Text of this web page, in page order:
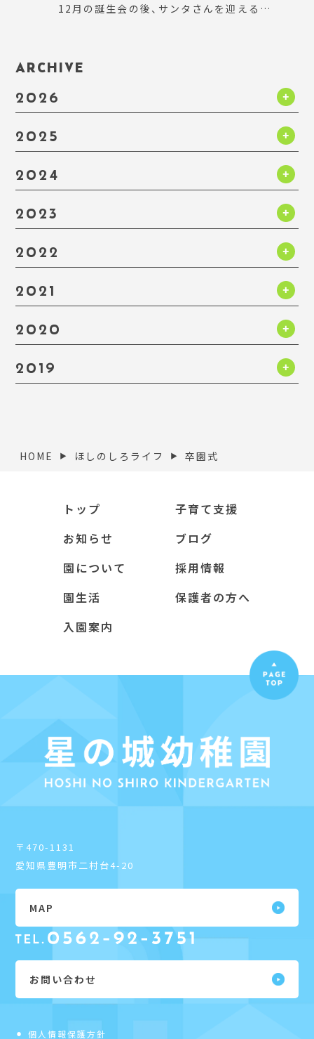
12月の誕生会の後、サンタさんを迎える…
ARCHIVE
2026
2025
2024
2023
2022
2021
2020
2019
HOME ▶︎ ほしのしろライフ ▶︎ 卒園式
トップ
お知らせ
園について
園生活
入園案内
子育て支援
ブログ
採用情報
保護者の方へ
〒470-1131
愛知県豊明市二村台4-20
MAP
お問い合わせ
個人情報保護方針